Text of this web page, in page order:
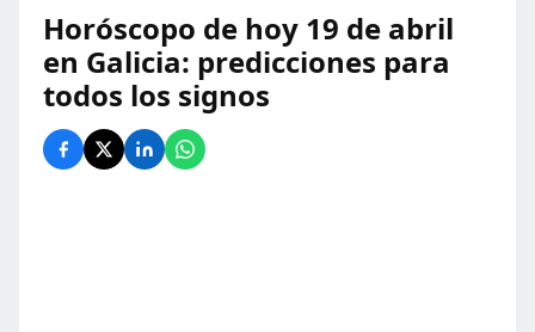
Horóscopo de hoy 19 de abril
en Galicia: predicciones para
todos los signos